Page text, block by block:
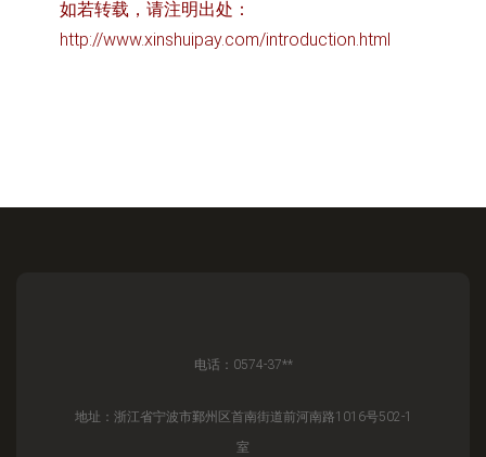
如若转载，请注明出处：
http://www.xinshuipay.com/introduction.html
电话：0574-37**
地址：浙江省宁波市鄞州区首南街道前河南路1016号502-1
室